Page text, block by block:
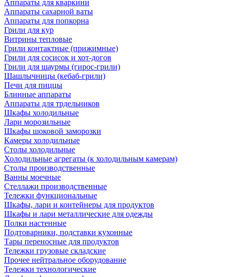
Аппараты для кваркини
Аппараты сахарной ваты
Аппараты для попкорна
Грили для кур
Витрины тепловые
Грили контактные (прижимные)
Грили для сосисок и хот-догов
Грили для шаурмы (гирос-грили)
Шашлычницы (кебаб-грили)
Печи для пиццы
Блинные аппараты
Аппараты для трдельников
Шкафы холодильные
Лари морозильные
Шкафы шоковой заморозки
Камеры холодильные
Столы холодильные
Холодильные агрегаты (к холодильным камерам)
Столы производственные
Ванны моечные
Стеллажи производственные
Тележки функциональные
Шкафы, лари и контейнеры для продуктов
Шкафы и лари металлические для одежды
Полки настенные
Подтоварники, подставки кухонные
Тары переносные для продуктов
Тележки грузовые складские
Прочее нейтральное оборудование
Тележки технологические